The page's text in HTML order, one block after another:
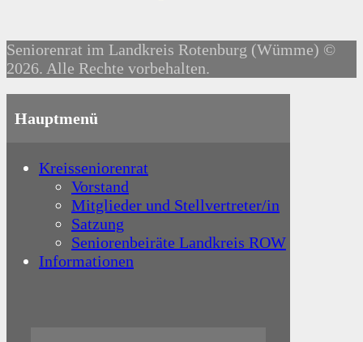
Seniorenrat im Landkreis Rotenburg (Wümme) ©
2026. Alle Rechte vorbehalten.
Hauptmenü
Kreisseniorenrat
Vorstand
Mitglieder und Stellvertreter/in
Satzung
Seniorenbeiräte Landkreis ROW
Informationen